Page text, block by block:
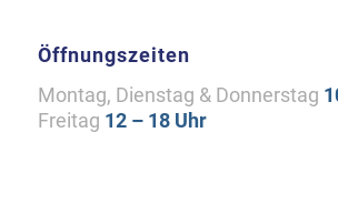
Öffnungszeiten
Montag, Dienstag & Donnerstag
Freitag 12 – 18 Uhr